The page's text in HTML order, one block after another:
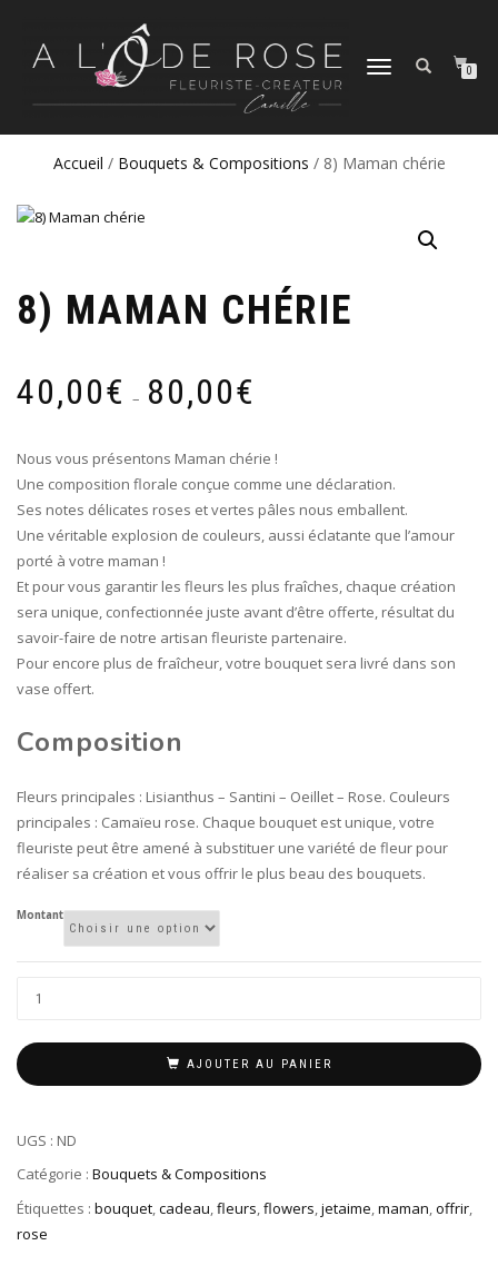
DÉPLIER
0
Accueil / Bouquets & Compositions / 8) Maman chérie
8) MAMAN CHÉRIE
40,00€ – 80,00€
80,00€
Nous vous présentons Maman chérie !
Une composition florale conçue comme une déclaration.
Ses notes délicates roses et vertes pâles nous emballent.
Une véritable explosion de couleurs, aussi éclatante que l’amour
porté à votre maman !
Et pour vous garantir les fleurs les plus fraîches, chaque création
sera unique, confectionnée juste avant d’être offerte, résultat du
savoir-faire de notre artisan fleuriste partenaire.
Pour encore plus de fraîcheur, votre bouquet sera livré dans son
vase offert.
Composition
Fleurs principales : Lisianthus – Santini – Oeillet – Rose. Couleurs
principales : Camaïeu rose. Chaque bouquet est unique, votre
fleuriste peut être amené à substituer une variété de fleur pour
réaliser sa création et vous offrir le plus beau des bouquets.
Montant
AJOUTER AU PANIER
UGS : ND
Catégorie : Bouquets & Compositions
Étiquettes : bouquet,cadeau,fleurs,flowers,jetaime,maman,offrir,
rose